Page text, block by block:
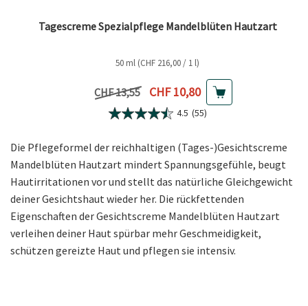
Tagescreme Spezialpflege Mandelblüten Hautzart
50 ml (CHF 216,00 / 1 l)
Vorheriger Preis
CHF 13,55 Aktueller Preis
CHF 10,80
4.5 (55)
Die Pflegeformel der reichhaltigen (Tages-)Gesichtscreme
Mandelblüten Hautzart mindert Spannungsgefühle, beugt
Hautirritationen vor und stellt das natürliche Gleichgewicht
deiner Gesichtshaut wieder her. Die rückfettenden
Eigenschaften der Gesichtscreme Mandelblüten Hautzart
verleihen deiner Haut spürbar mehr Geschmeidigkeit,
schützen gereizte Haut und pflegen sie intensiv.